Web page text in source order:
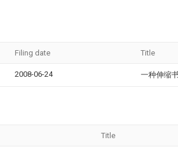
Filing date Title
2008-06-24 一种伸缩
Title